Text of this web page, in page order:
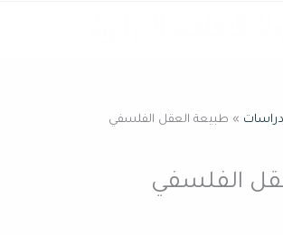
طبيعة العقل الفلسفي
الفلسفي